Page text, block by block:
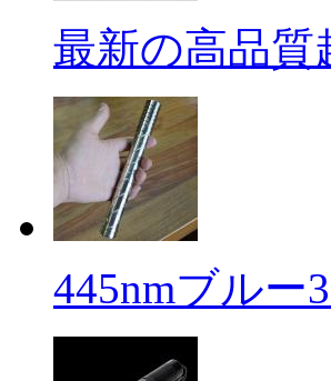
最新の高品質
445nmブルー